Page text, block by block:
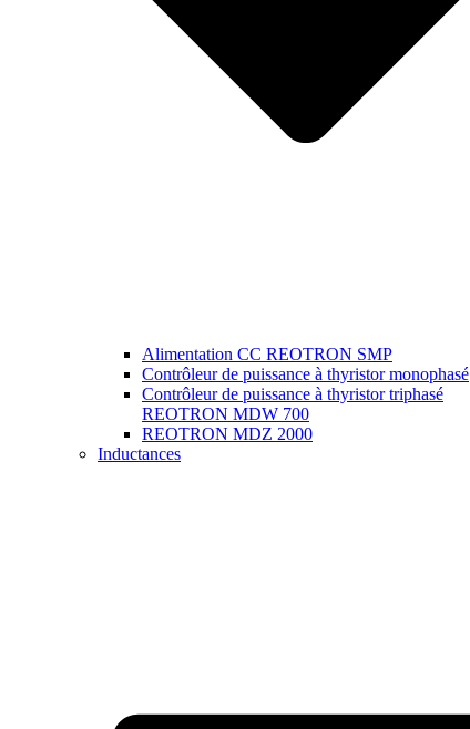
Alimentation CC REOTRON SMP
Contrôleur de puissance à thyristor monophasé
Contrôleur de puissance à thyristor triphasé
REOTRON MDW 700
REOTRON MDZ 2000
Inductances